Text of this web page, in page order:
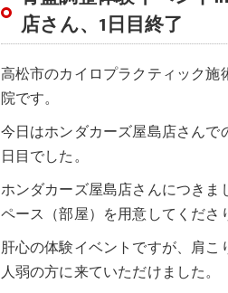
店さん、1日目終了
高松市のカイロプラクティック
院です。
今日はホンダカーズ屋島店さんで
日目でした。
ホンダカーズ屋島店さんにつきま
ペース（部屋）を用意してくださ
肝心の体験イベントですが、肩こ
人弱の方に来ていただけました。